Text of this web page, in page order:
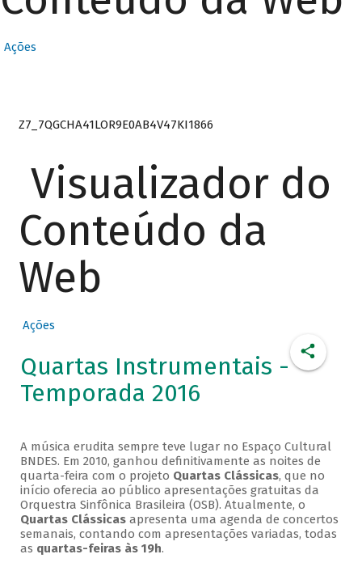
Ações
Z7_7QGCHA41LOR9E0AB4V47KI1866
Visualizador do
Conteúdo da
Web
Ações
Quartas Instrumentais -
Temporada 2016
A música erudita sempre teve lugar no Espaço Cultural
BNDES. Em 2010, ganhou definitivamente as noites de
quarta-feira com o projeto Quartas Clássicas, que no
início oferecia ao público apresentações gratuitas da
Orquestra Sinfônica Brasileira (OSB). Atualmente, o
Quartas Clássicasapresenta uma agenda de concertos
semanais, contando com apresentações variadas, todas
as quartas-feiras às 19h.